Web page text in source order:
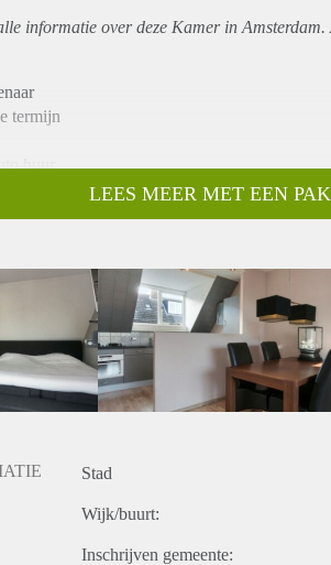
informatie over deze Kamer in
termijn
huur
LEES MEER MET EEN
Stad
Wijk/buurt:
Inschrijven gemeente: